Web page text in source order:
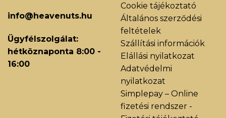
info@heavenuts.hu
Ügyfélszolgálat:
hétköznaponta 8:00 -
16:00
Cookie tájékoztató
Általános szerződési
feltételek
Szállítási információk
Elállási nyilatkozat
Adatvédelmi
nyilatkozat
Simplepay – Online
fizetési rendszer -